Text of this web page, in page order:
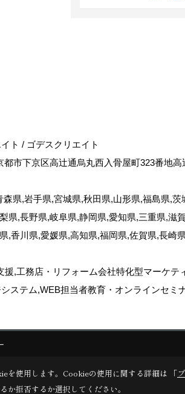
ト / ゴデスクリエイト
都市下京区高辻通烏丸西入骨屋町323番地
県,岩手県,宮城県,秋田県,山形県,福島県,
県,長野県,岐阜県,静岡県,愛知県,三重県,滋
,香川県,愛媛県,高知県,福岡県,佐賀県,長崎
援,工務店・リフォーム会社特化型マーケ
ステム,WEB担当者教育・オンラインセミ
All Rights Reserved.
を使用します。 Cookieの使用に関する詳細は 「
か拒否するか選択してください。